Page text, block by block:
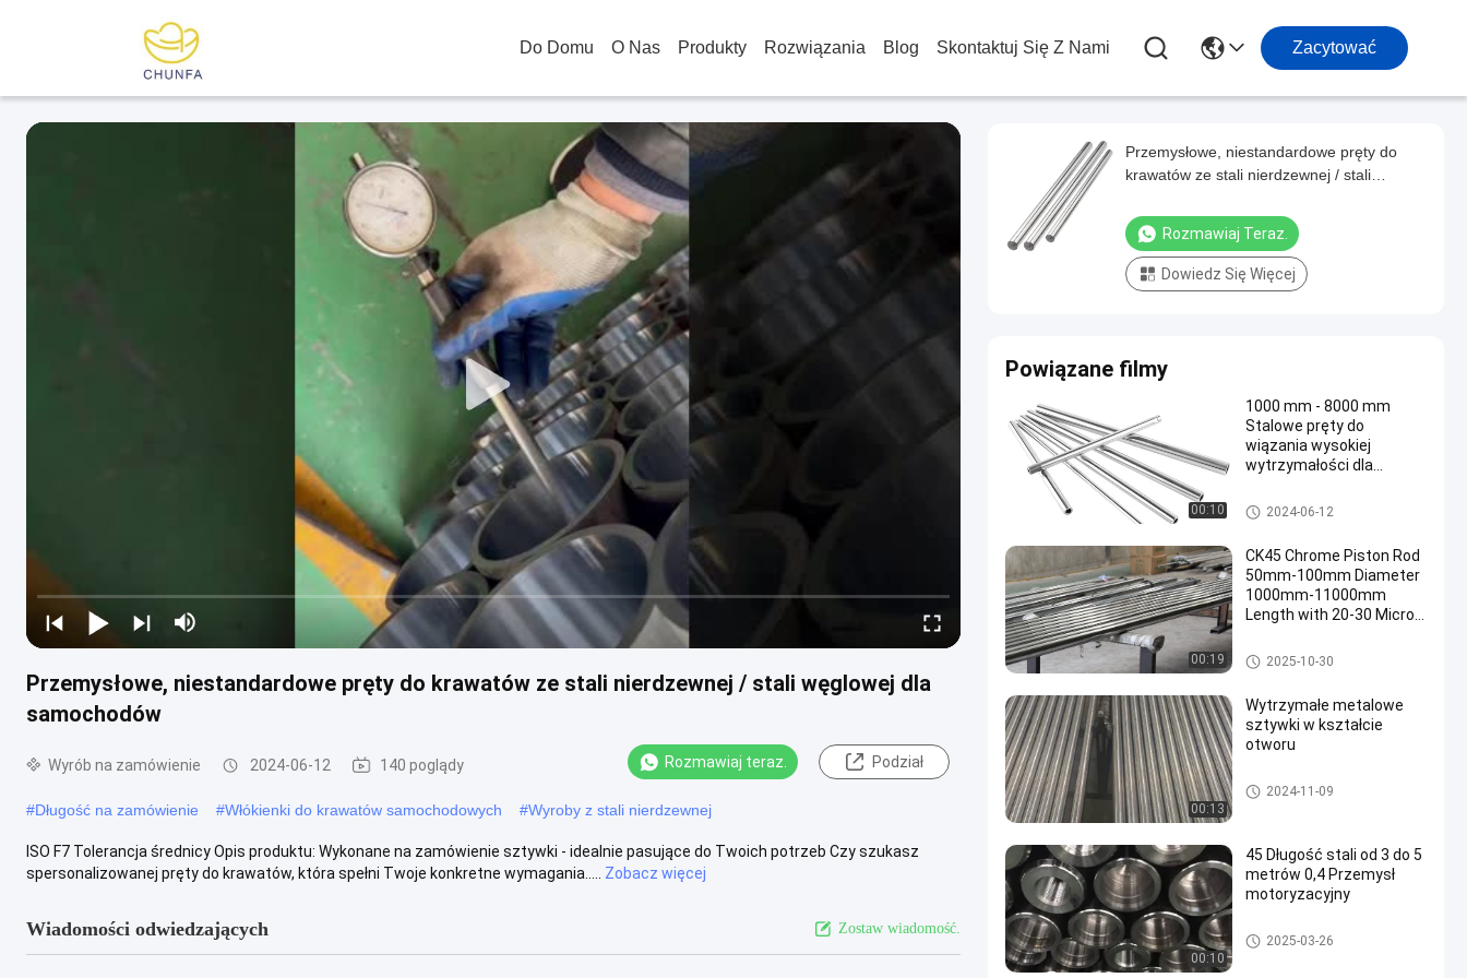
Do Domu O Nas Produkty Rozwiązania Blog Skontaktuj Się Z Nami Zacytować
Przemysłowe, niestandardowe pręty do krawatów ze stali nierdzewnej / stali węglowej dla
samochodów
Wyrób na zamówienie 2024-06-12 140 poglądy Rozmawiaj teraz. Podział
#Długość na zamówienie #Włókienki do krawatów samochodowych #Wyroby z stali nierdzewnej
ISO F7 Tolerancja średnicy Opis produktu: Wykonane na zamówienie sztywki - idealnie pasujące do Twoich potrzeb Czy szukasz
spersonalizowanej pręty do krawatów, która spełni Twoje konkretne wymagania.....
Zobacz więcej
Wiadomości odwiedzających Zostaw wiadomość.
Przemysłowe, niestandardowe pręty do
krawatów ze stali nierdzewnej / stali
Rozmawiaj Teraz.
Dowiedz Się Więcej
Powiązane filmy
00:10
1000 mm - 8000 mm
Stalowe pręty do
wiązania wysokiej
wytrzymałości dla
Wyrób na zamówienie
2024-06-12
00:19
CK45 Chrome Piston Rod
50mm-100mm Diameter
1000mm-11000mm
Length with 20-30 Micron
Chromowane tłoczysko
2025-10-30
00:13
Wytrzymałe metalowe
sztywki w kształcie
otworu
Pusty metalowy pręt
2024-11-09
00:10
45 Długość stali od 3 do 5
metrów 0,4 Przemysł
motoryzacyjny
Wydrążony tłoczysko
2025-03-26